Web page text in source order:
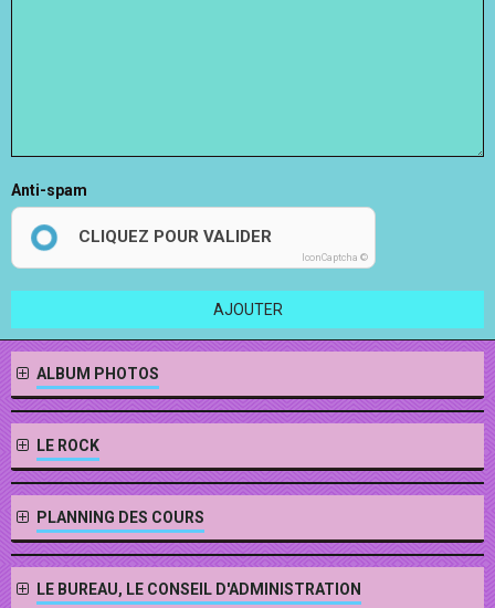
Anti-spam
CLIQUEZ POUR VALIDER
IconCaptcha ©
AJOUTER
ALBUM PHOTOS
LE ROCK
PLANNING DES COURS
LE BUREAU, LE CONSEIL D'ADMINISTRATION